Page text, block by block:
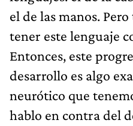
el de las manos.
tener este lenguaje
Entonces, este
desarrollo es algo
neurótico que
hablo en contra del